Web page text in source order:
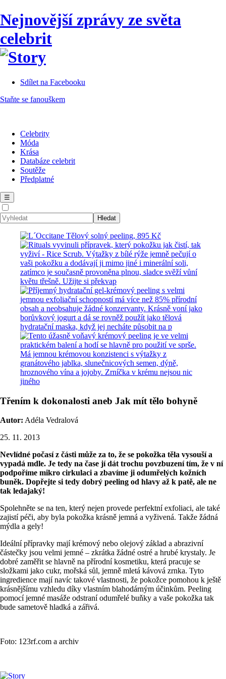
Nejnovější zprávy ze světa
celebrit
Sdílet na Facebooku
Staňte se fanouškem
Celebrity
Móda
Krása
Databáze celebrit
Soutěže
Předplatné
☰
Třením k dokonalosti aneb Jak mít tělo bohyně
Autor: Adéla Vedralová
25. 11. 2013
Nevlídné počasí z části může za to, že se pokožka těla vysouší a
vypadá mdle. Je tedy na čase jí dát trochu povzbuzení tím, že v ní
podpoříme mikro cirkulaci a zbavíme ji odumřelých kožních
buněk. Dopřejte si tedy dobrý peeling od hlavy až k patě, ale ne
tak ledajaký!
Spolehněte se na ten, který nejen provede perfektní exfoliaci, ale také
zajistí péči, aby byla pokožka krásně jemná a vyživená. Takže žádná
mýdla a gely!
Ideální přípravky mají krémový nebo olejový základ a abrazivní
částečky jsou velmi jemné – zkrátka žádné ostré a hrubé krystaly. Je
dobré zaměřit se hlavně na přírodní kosmetiku, která pracuje se
složkami jako cukr, mořská sůl, jemně mletá kávová zrnka. Tyto
ingredience mají navíc takové vlastnosti, že pokožce pomohou k ještě
krásnějšímu vzhledu díky vlastním blahodárným účinkům. Peeling
pomocí jemné masáže odstraní odumřelé buňky a vaše pokožka tak
bude sametově hladká a zářivá.
Foto: 123rf.com a archiv